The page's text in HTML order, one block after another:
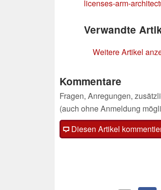
licenses-arm-
Verwandte
Weitere Artikel
Kommentare
Fragen, Anregungen,
(auch ohne Anmeldung
Diesen Artikel